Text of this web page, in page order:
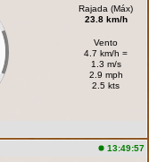
Rajada (Máx)
23.8 km/h
Vento
4.7 km/h =
1.3 m/s
2.9 mph
2.5 kts
13:49:57